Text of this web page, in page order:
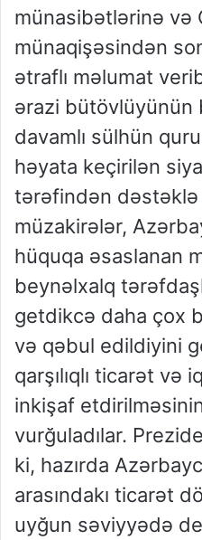
münasibətlərinə və
münaqişəsindən
ətraflı məlumat
ərazi bütövlüyünün
davamlı sülhün
həyata keçirilən
tərəfindən dəstəklə
müzakirələr,
hüquqa əsaslanan
beynəlxalq
getdikcə daha çox
və qəbul edildiyini
qarşılıqlı ticarət və
inkişaf
vurğuladılar.
ki, hazırda
arasındakı ticarət
uyğun səviyyədə